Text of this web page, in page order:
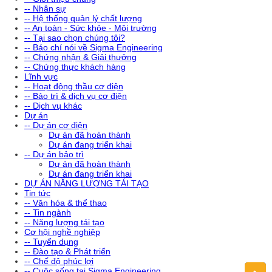
-- Nhân sự
-- Hệ thống quản lý chất lượng
-- An toàn - Sức khỏe - Môi trường
-- Tại sao chọn chúng tôi?
-- Báo chí nói về Sigma Engineering
-- Chứng nhận & Giải thưởng
-- Chứng thực khách hàng
Lĩnh vực
-- Hoạt động thầu cơ điện
-- Bảo trì & dịch vụ cơ điện
-- Dịch vụ khác
Dự án
-- Dự án cơ điện
Dự án đã hoàn thành
Dự án đang triển khai
-- Dự án bảo trì
Dự án đã hoàn thành
Dự án đang triển khai
DỰ ÁN NĂNG LƯỢNG TÁI TẠO
Tin tức
-- Văn hóa & thể thao
-- Tin ngành
-- Năng lượng tái tạo
Cơ hội nghề nghiệp
-- Tuyển dụng
-- Đào tạo & Phát triển
-- Chế độ phúc lợi